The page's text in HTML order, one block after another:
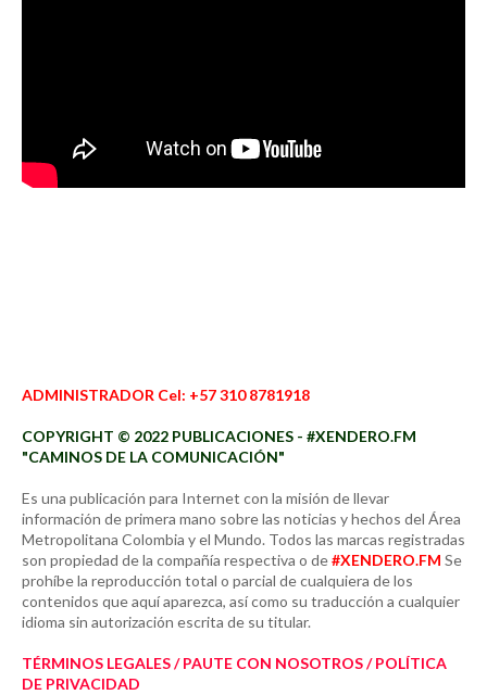
ADMINISTRADOR Cel: +57 310 8781918
COPYRIGHT © 2022 PUBLICACIONES - #XENDERO.FM
"CAMINOS DE LA COMUNICACIÓN"
Es una publicación para Internet con la misión de llevar
información de primera mano sobre las noticias y hechos del Área
Metropolitana Colombia y el Mundo. Todos las marcas registradas
son propiedad de la compañía respectiva o de#XENDERO.FM Se
prohíbe la reproducción total o parcial de cualquiera de los
contenidos que aquí aparezca, así como su traducción a cualquier
idioma sin autorización escrita de su titular.
TÉRMINOS LEGALES / PAUTE CON NOSOTROS / POLÍTICA
DE PRIVACIDAD